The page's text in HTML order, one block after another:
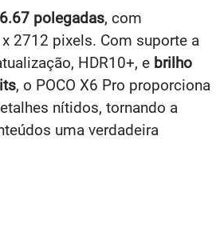
polegadas, com
2712 pixels. Com suporte a
HDR10+, e brilho
, o POCO X6 Pro proporciona
nítidos, tornando a
uma verdadeira